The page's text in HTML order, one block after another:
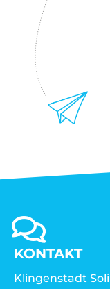
KONTAKT
Klingenstadt